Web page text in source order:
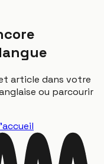
article dans votre
ou parcourir